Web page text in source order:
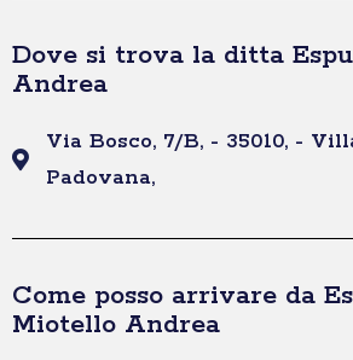
Dove si trova la ditta
Andrea
Via Bosco, 7/B, - 35010, -
Padovana,
Come posso arrivare da
Miotello Andrea